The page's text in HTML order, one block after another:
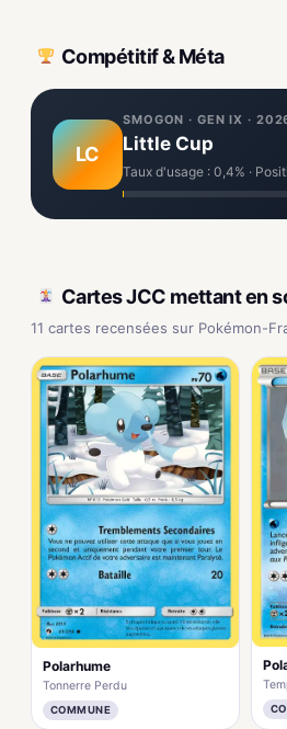
Compétitif & Méta
LC
SMOGON · GEN IX ·
Little Cup
Taux d'usage : 0,4% ·
Cartes JCC mettant en
11 cartes recensées sur Pokémon-
Polarhume
Tonnerre Perdu
COMMUNE